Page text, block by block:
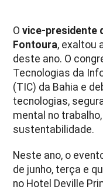
Ovice-presidente
Fontoura, exaltou
deste ano. O
Tecnologias da
(TIC) da Bahia e
tecnologias,
mental no
sustentabilidade.
Neste ano, o
de junho, terça e
no Hotel Deville